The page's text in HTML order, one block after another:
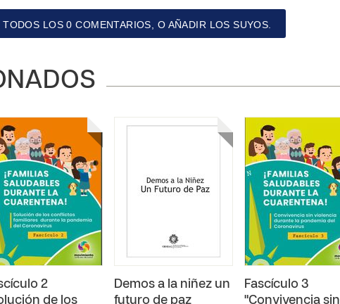
TODOS LOS 0 COMENTARIOS, O AÑADIR LOS SUYOS.
2
de los
Demos a la niñez un
futuro de paz
Fascículo 3
"Convivencia sin